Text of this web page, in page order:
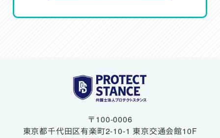
〒100-0006
東京都千代田区有楽町2-10-1 東京交通会館10F